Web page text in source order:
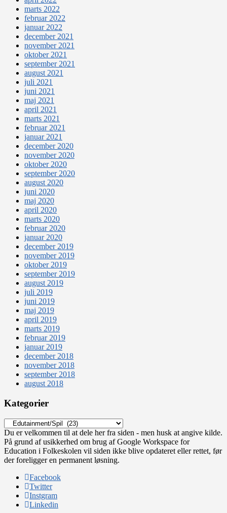
marts 2022
februar 2022
januar 2022
december 2021
november 2021
oktober 2021
september 2021
august 2021
juli 2021
juni 2021
maj 2021
april 2021
marts 2021
februar 2021
januar 2021
december 2020
november 2020
oktober 2020
september 2020
august 2020
juni 2020
maj 2020
april 2020
marts 2020
februar 2020
januar 2020
december 2019
november 2019
oktober 2019
september 2019
august 2019
juli 2019
juni 2019
maj 2019
april 2019
marts 2019
februar 2019
januar 2019
december 2018
november 2018
september 2018
august 2018
Kategorier
Kategorier
Du er velkommen til at dele her fra siden - men husk at angive kilde.
På grund af usikkerhed om brug af Google Workspace for
Education i Folkeskolen vil siden ikke blive opdateret eller rettet, før
der foreligger en permanent løsning.
Facebook
Twitter
Instgram
Linkedin